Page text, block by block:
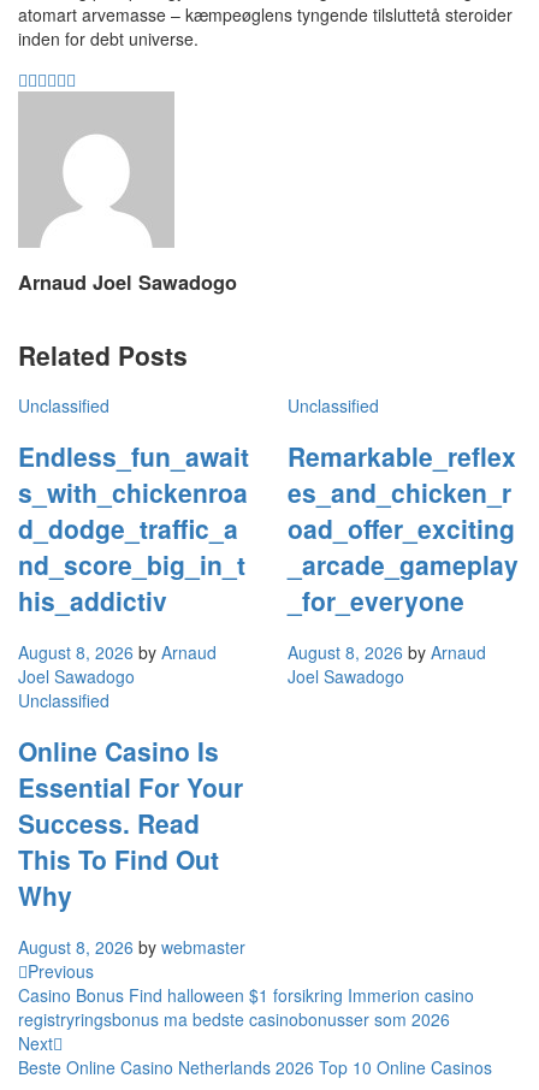
atomart arvemasse – kæmpeøglens tyngende tilsluttetå steroider
inden for debt universe.
Arnaud Joel Sawadogo
Related Posts
Unclassified
Endless_fun_await
s_with_chickenroa
d_dodge_traffic_a
nd_score_big_in_t
his_addictiv
August 8, 2026 by Arnaud
Joel Sawadogo
Unclassified
Remarkable_reflex
es_and_chicken_r
oad_offer_exciting
_arcade_gameplay
_for_everyone
August 8, 2026 by Arnaud
Joel Sawadogo
Unclassified
Online Casino Is
Essential For Your
Success. Read
This To Find Out
Why
August 8, 2026 by webmaster
Previous
Casino Bonus Find halloween $1 forsikring Immerion casino
registryringsbonus ma bedste casinobonusser som 2026
Next
Beste Online Casino Netherlands 2026 Top 10 Online Casinos